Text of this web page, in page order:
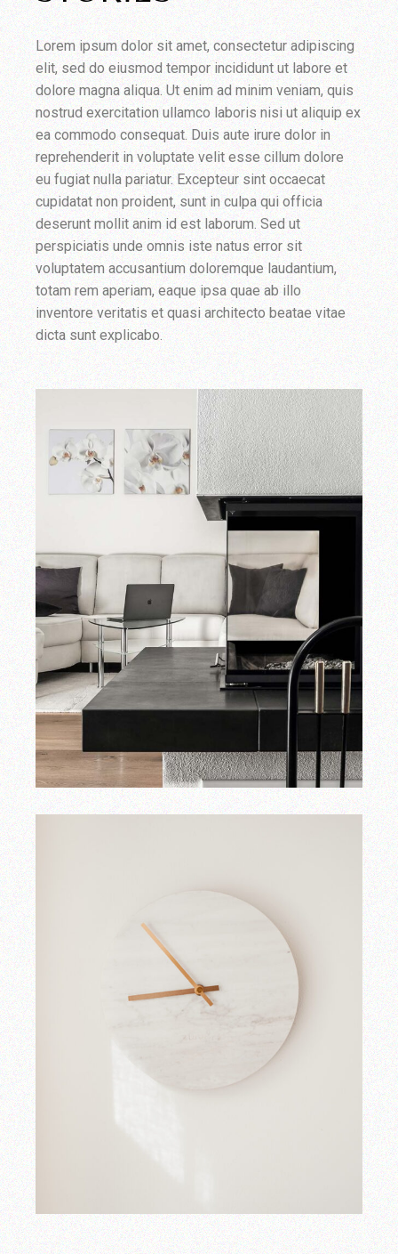
Lorem ipsum dolor sit amet, consectetur adipiscing
elit, sed do eiusmod tempor incididunt ut labore et
dolore magna aliqua. Ut enim ad minim veniam, quis
nostrud exercitation ullamco laboris nisi ut aliquip ex
ea commodo consequat. Duis aute irure dolor in
reprehenderit in voluptate velit esse cillum dolore
eu fugiat nulla pariatur. Excepteur sint occaecat
cupidatat non proident, sunt in culpa qui officia
deserunt mollit anim id est laborum. Sed ut
perspiciatis unde omnis iste natus error sit
voluptatem accusantium doloremque laudantium,
totam rem aperiam, eaque ipsa quae ab illo
inventore veritatis et quasi architecto beatae vitae
dicta sunt explicabo.